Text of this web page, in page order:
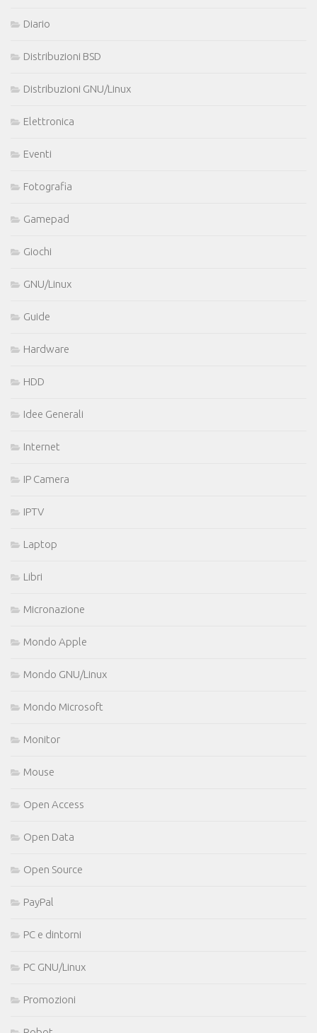
Diario
Distribuzioni BSD
Distribuzioni GNU/Linux
Elettronica
Eventi
Fotografia
Gamepad
Giochi
GNU/Linux
Guide
Hardware
HDD
Idee Generali
Internet
IP Camera
IPTV
Laptop
Libri
Micronazione
Mondo Apple
Mondo GNU/Linux
Mondo Microsoft
Monitor
Mouse
Open Access
Open Data
Open Source
PayPal
PC e dintorni
PC GNU/Linux
Promozioni